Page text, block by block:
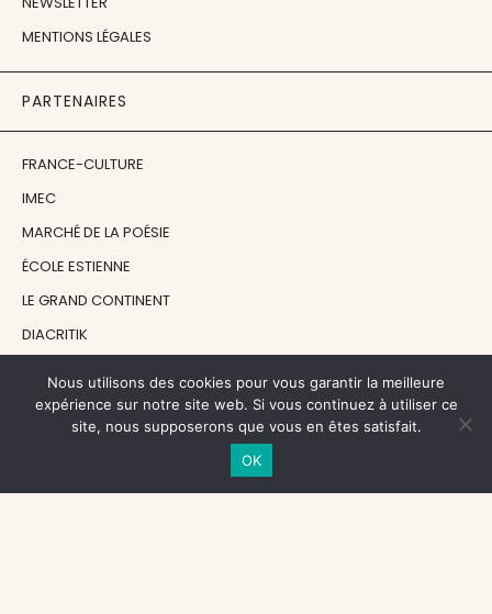
MENTIONS LÉGALES
PARTENAIRES
FRANCE-CULTURE
IMEC
MARCHÉ DE LA POÉSIE
ÉCOLE ESTIENNE
LE GRAND CONTINENT
DIACRITIK
NOS SOUTIENS
CENTRE NATIONAL DU LIVRE
Nous utilisons des cookies pour vous garantir la meilleure
expérience sur notre site web. Si vous continuez à utiliser ce
site, nous supposerons que vous en êtes satisfait.
OK